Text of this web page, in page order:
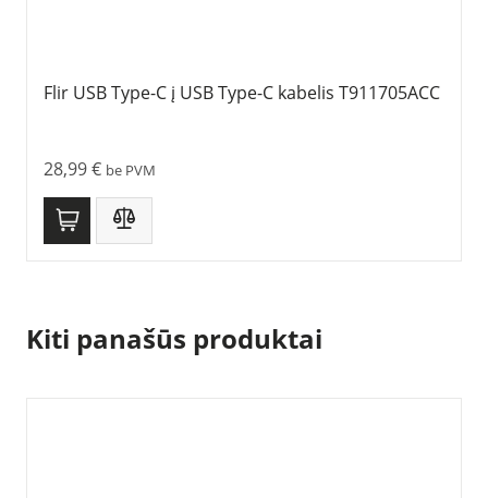
Flir USB Type-C į USB Type-C kabelis T911705ACC
28,99€ be PVM
Kiti panašūs produktai